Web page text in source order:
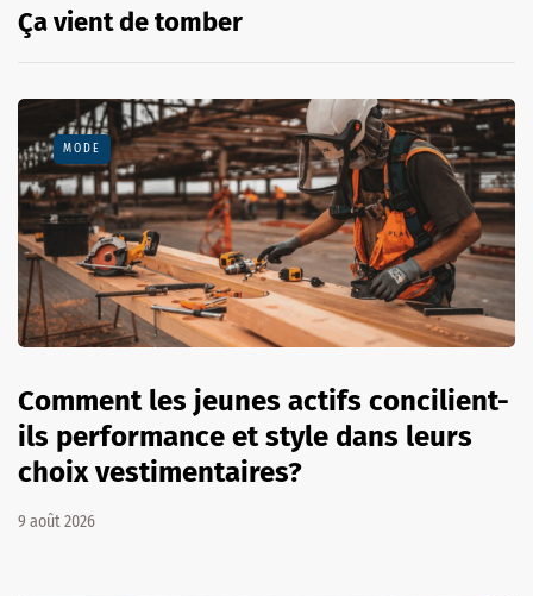
Ça vient de tomber
MODE
Comment les jeunes actifs concilient-
ils performance et style dans leurs
choix vestimentaires?
9 août 2026